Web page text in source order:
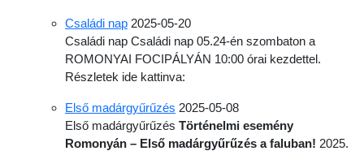
Családi nap 2025-05-20
Családi nap Családi nap 05.24-én szombaton a
ROMONYAI FOCIPÁLYÁN 10:00 órai kezdettel.
Részletek ide kattinva:
Első madárgyűrűzés 2025-05-08
Első madárgyűrűzés Történelmi esemény
Romonyán – Első madárgyűrűzés a faluban! 2025.